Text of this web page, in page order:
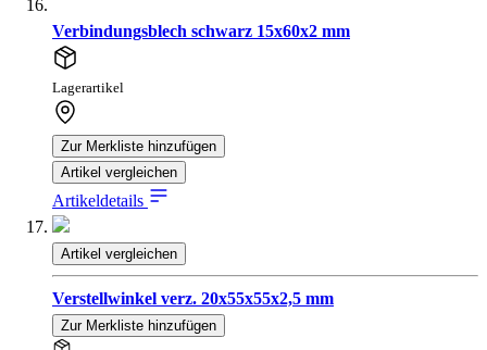
Verbindungsblech schwarz 15x60x2 mm
Lagerartikel
Zur Merkliste hinzufügen
Artikel vergleichen
Artikeldetails
Artikel vergleichen
Verstellwinkel verz. 20x55x55x2,5 mm
Zur Merkliste hinzufügen